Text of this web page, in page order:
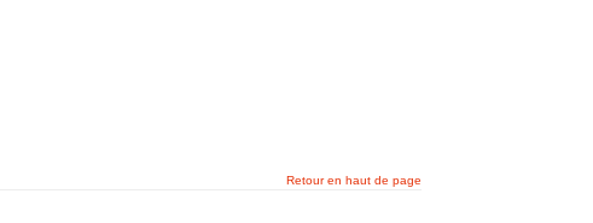
Retour en haut de page